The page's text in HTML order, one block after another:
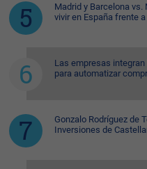
Madrid y Barcelona vs.
vivir en España frente
Las empresas
para automatizar
Gonzalo Rodríguez de
Inversiones de